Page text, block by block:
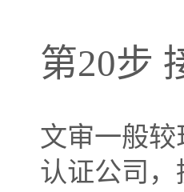
第20步
文审一般
认证公司